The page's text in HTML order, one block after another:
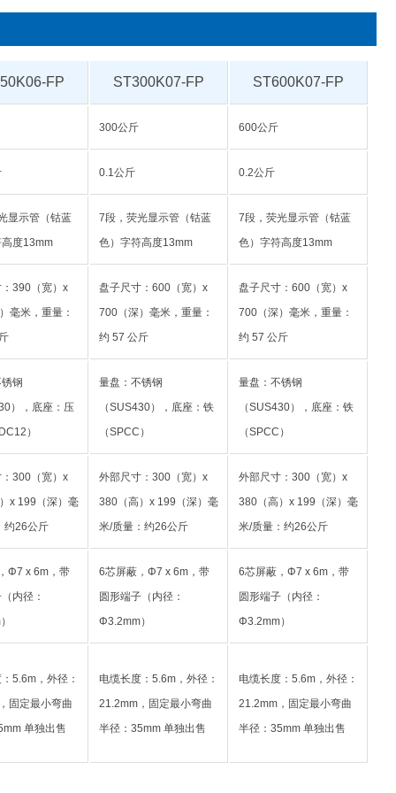
FP ST300K07-FP ST600K07-FP
300公斤 600公斤
0.1公斤 0.2公斤
显示管（钴蓝
度13mm
7段，荧光显示管（钴蓝
色）字符高度13mm
7段，荧光显示管（钴蓝
色）字符高度13mm
390（宽）x
毫米，重量：
盘子尺寸：600（宽）x
700（深）毫米，重量：
约 57 公斤
盘子尺寸：600（宽）x
700（深）毫米，重量：
约 57 公斤
钢
），底座：压
）
量盘：不锈钢
（SUS430），底座：铁
（SPCC）
量盘：不锈钢
（SUS430），底座：铁
（SPCC）
300（宽）x
x 199（深）毫
约26公斤
外部尺寸：300（宽）x
380（高）x 199（深）毫
米/质量：约26公斤
外部尺寸：300（宽）x
380（高）x 199（深）毫
米/质量：约26公斤
Φ7 x 6m，带
内径：
6芯屏蔽，Φ7 x 6m，带
圆形端子（内径：
Φ3.2mm）
6芯屏蔽，Φ7 x 6m，带
圆形端子（内径：
Φ3.2mm）
5.6m，外径：
固定最小弯曲
单独出售
电缆长度：5.6m，外径：
21.2mm，固定最小弯曲
半径：35mm 单独出售
电缆长度：5.6m，外径：
21.2mm，固定最小弯曲
半径：35mm 单独出售